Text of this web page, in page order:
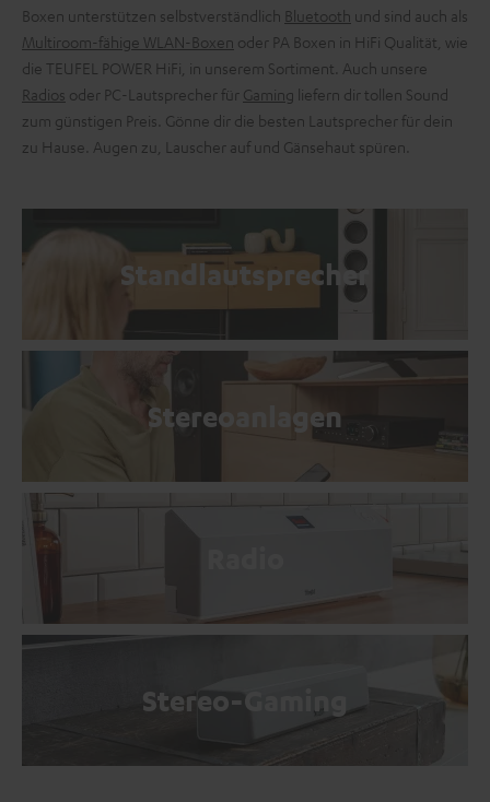
Boxen unterstützen selbstverständlich Bluetooth und sind auch als
Multiroom-fähige WLAN-Boxen oder PA Boxen in HiFi Qualität, wie
die TEUFEL POWER HiFi, in unserem Sortiment. Auch unsere
Radios oder PC-Lautsprecher für Gaming liefern dir tollen Sound
zum günstigen Preis. Gönne dir die besten Lautsprecher für dein
zu Hause. Augen zu, Lauscher auf und Gänsehaut spüren.
Standlautsprecher
Stereoanlagen
Stereo-Gaming